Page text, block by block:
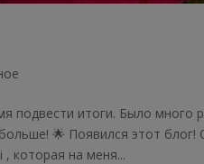
подвести итоги. Было много
🌟 Появился этот блог!
которая на меня...